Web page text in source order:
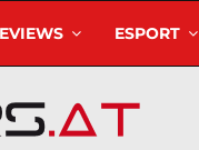
ESPORT